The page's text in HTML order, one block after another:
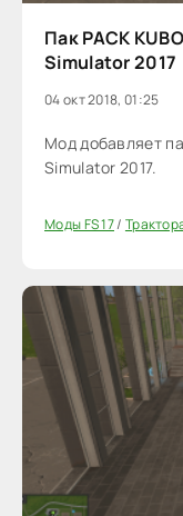
Пак PACK
Simulator 2017
04 окт 2018, 01:25
Мод добавляет
Simulator 2017.
Моды FS 17/